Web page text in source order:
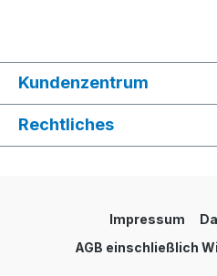
Kundenzentrum
Rechtliches
Impressum
AGB einschließlich